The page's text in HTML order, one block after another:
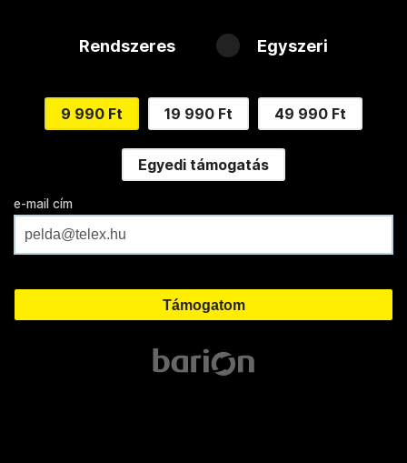
Rendszeres Egyszeri
9 990 Ft 19 990 Ft 49 990 Ft
Egyedi támogatás
e-mail cím